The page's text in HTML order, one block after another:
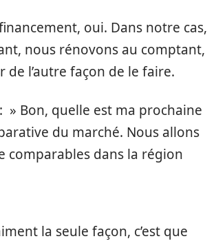
oui. Dans notre cas,
nous rénovons au comptant,
l’autre façon de le faire.
» Bon, quelle est ma prochaine
du marché. Nous allons
comparables dans la région
la seule façon, c’est que